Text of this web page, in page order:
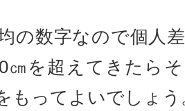
の数字なので個人
㎝を超えてきたら
もってよいでしょう